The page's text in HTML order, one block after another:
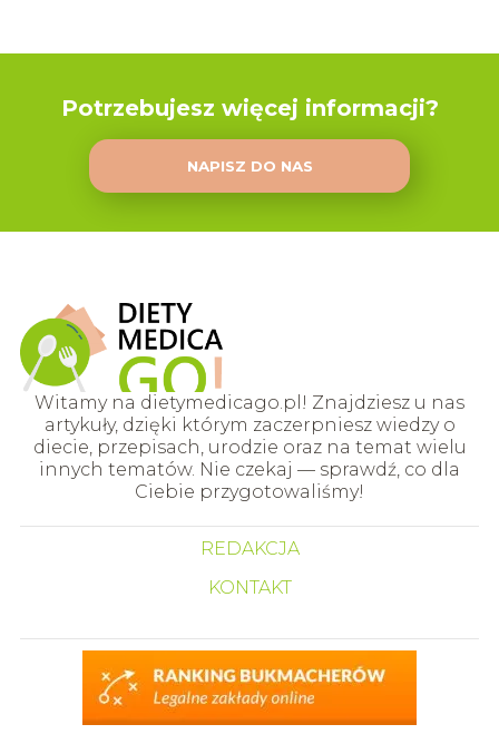
Potrzebujesz więcej informacji?
NAPISZ DO NAS
Witamy na dietymedicago.pl! Znajdziesz u nas
artykuły, dzięki którym zaczerpniesz wiedzy o
diecie, przepisach, urodzie oraz na temat wielu
innych tematów. Nie czekaj — sprawdź, co dla
Ciebie przygotowaliśmy!
REDAKCJA
KONTAKT